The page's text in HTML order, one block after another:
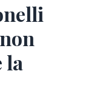
la